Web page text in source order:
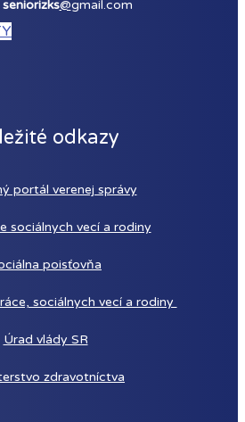
@gmail.com
odkazy
portál verenej správy
sociálnych vecí a rodiny
poisťovňa
sociálnych vecí a rodiny
Úrad vlády SR
zdravotníctva